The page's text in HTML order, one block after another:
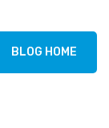
BLOG HOME